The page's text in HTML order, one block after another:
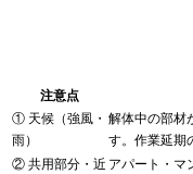
注意点
① 天候（強風・
雨）
解体中の部材
す。作業延期
② 共用部分・近 アパート・マ